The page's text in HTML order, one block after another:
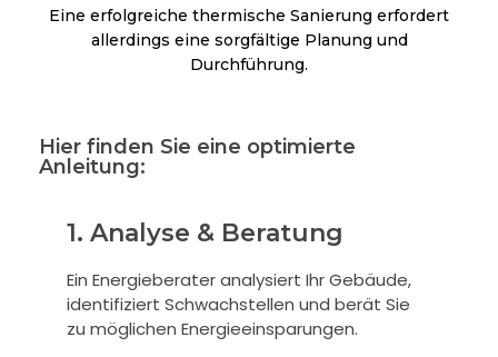
Eine erfolgreiche thermische Sanierung erfordert
allerdings eine sorgfältige Planung und
Durchführung.
Hier finden Sie eine optimierte
Anleitung:
1. Analyse & Beratung
Ein Energieberater analysiert Ihr Gebäude,
identifiziert Schwachstellen und berät Sie
zu möglichen Energieeinsparungen.